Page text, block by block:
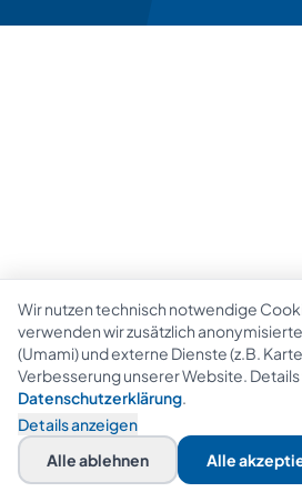
Wir nutzen technisch notwendige
verwenden wir zusätzlich
(Umami) und externe Dienste (z.B.
Verbesserung unserer Website.
Datenschutzerklärung.
Details anzeigen
Alle ablehnen
Alle